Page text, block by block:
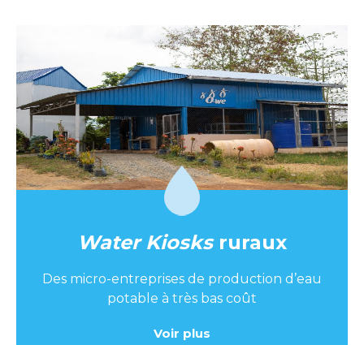
Water Kiosksruraux
Des micro-entreprises de production d’eau
potable à très bas coût
Voir plus